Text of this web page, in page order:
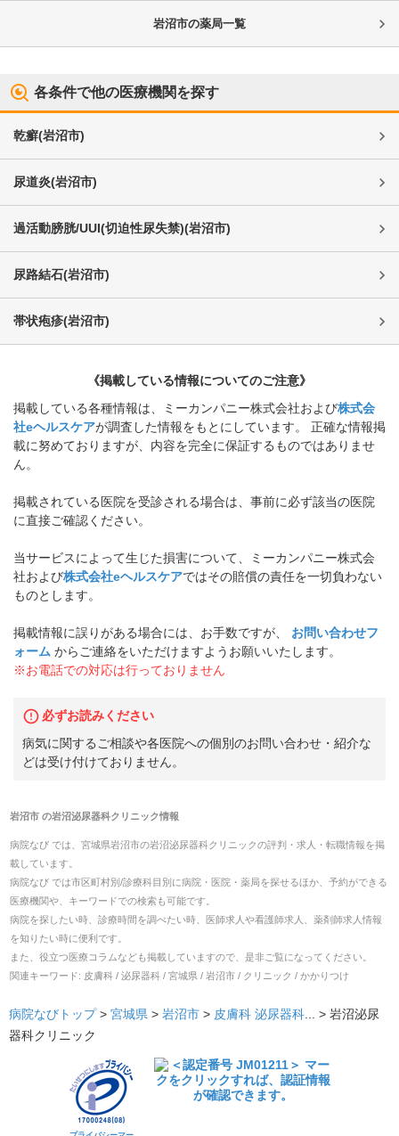
岩沼市の薬局一覧
各条件で他の医療機関を探す
乾癬(岩沼市)
尿道炎(岩沼市)
過活動膀胱/UUI(切迫性尿失禁)(岩沼市)
尿路結石(岩沼市)
帯状疱疹(岩沼市)
《掲載している情報についてのご注意》
掲載している各種情報は、ミーカンパニー株式会社および株式会
社eヘルスケアが調査した情報をもとにしています。 正確な情報掲
載に努めておりますが、内容を完全に保証するものではありませ
ん。
掲載されている医院を受診される場合は、事前に必ず該当の医院
に直接ご確認ください。
当サービスによって生じた損害について、ミーカンパニー株式会
社および株式会社eヘルスケアではその賠償の責任を一切負わない
ものとします。
掲載情報に誤りがある場合には、お手数ですが、
お問い合わせフ
ォーム からご連絡をいただけますようお願いいたします。
※お電話での対応は行っておりません
必ずお読みください
病気に関するご相談や各医院への個別のお問い合わせ・紹介な
どは受け付けておりません。
岩沼市の岩沼泌尿器科クリニック情報
病院なび では、 宮城県岩沼市の岩沼泌尿器科クリニックの評判・求人・転職情報を掲
載しています。
病院なび では市区町村別/診療科目別に病院・医院・薬局を探せるほか、予約ができる
医療機関や、キーワードでの検索も可能です。
病院を探したい時、診療時間を調べたい時、医師求人や看護師求人、薬剤師求人情報
を知りたい時に便利です。
また、役立つ医療コラムなども掲載していますので、是非ご覧になってください。
関連キーワード: 皮膚科 / 泌尿器科 / 宮城県 / 岩沼市 / クリニック / かかりつけ
病院なびトップ > 宮城県 > 岩沼市 > 皮膚科 泌尿器科... > 岩沼泌尿
器科クリニック